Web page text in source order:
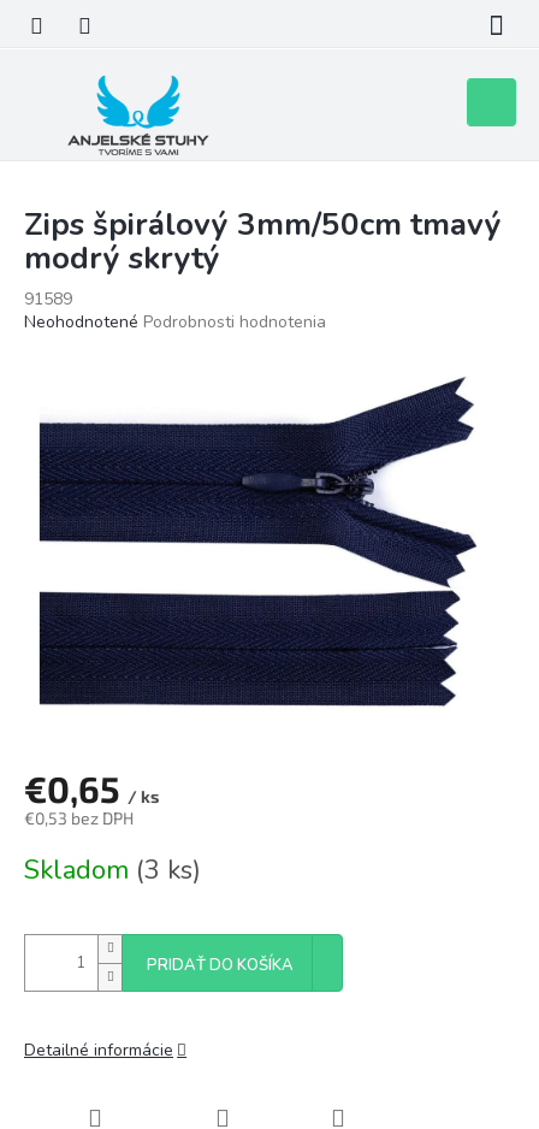
obsah
košík
Zips špirálový 3mm/50cm tmavý
modrý skrytý
91589
Priemerné
hviezdičiek.
Neohodnotené Podrobnosti hodnotenia
€0,65 / ks
€0,53 bez DPH
cena:
Skladom (3 ks)
PRIDAŤ DO KOŠÍKA
Detailné informácie